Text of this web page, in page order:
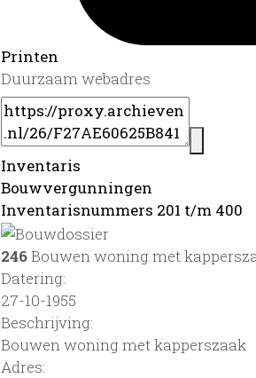
Printen
Duurzaam webadres
Inventaris
Bouwvergunningen
Inventarisnummers 201 t/m 400
246Bouwen woning met
Datering:
27-10-1955
Beschrijving:
Bouwen woning met kapperszaak
Adres: